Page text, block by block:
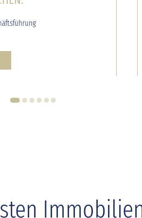
1 2 3 4 5 6